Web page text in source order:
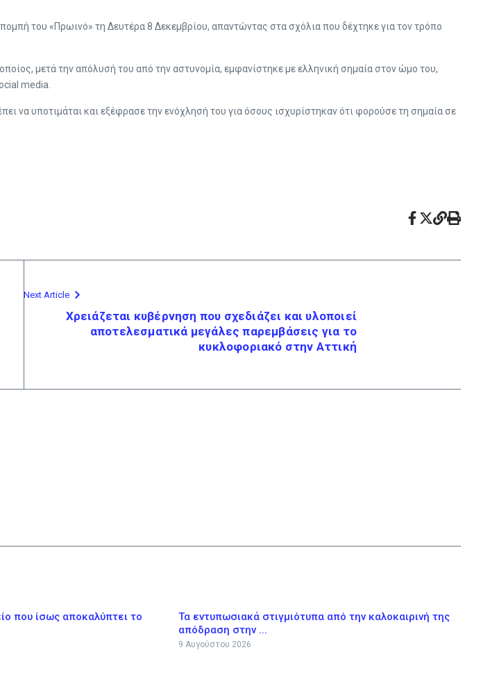
του «Πρωινό» τη Δευτέρα 8 Δεκεμβρίου, απαντώντας στα σχόλια που δέχτηκε για τον τρόπο
μετά την απόλυσή του από την αστυνομία, εμφανίστηκε με ελληνική σημαία στον ώμο του,
media.
να υποτιμάται και εξέφρασε την ενόχλησή του για όσους ισχυρίστηκαν ότι φορούσε τη σημαία σε
Next Article
Χρειάζεται κυβέρνηση που σχεδιάζει και υλοποιεί
αποτελεσματικά μεγάλες παρεμβάσεις για το
κυκλοφοριακό στην Αττική
που ίσως αποκαλύπτει το
Τα εντυπωσιακά στιγμιότυπα από την καλοκαιρινή της
απόδραση στην ...
9 Αυγούστου 2026